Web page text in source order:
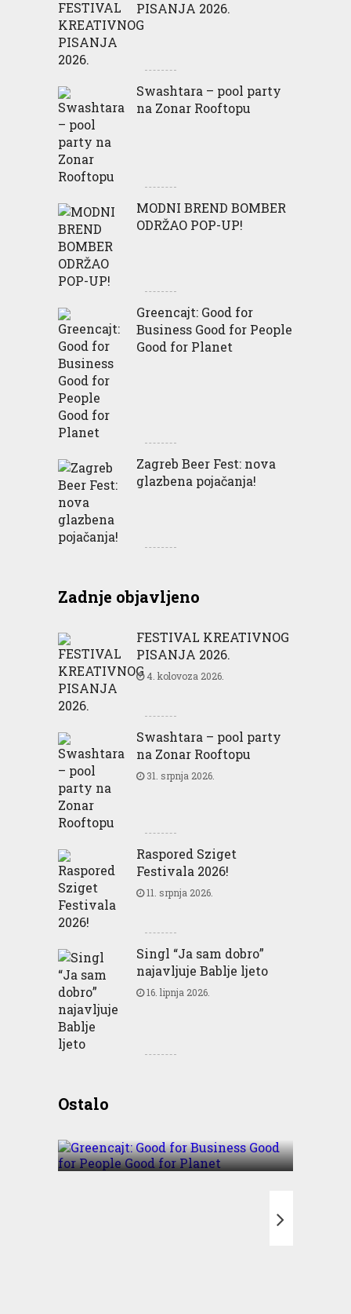
PISANJA 2026.
Swashtara – pool party
na Zonar Rooftopu
MODNI BREND BOMBER
ODRŽAO POP-UP!
Greencajt: Good for
Business Good for People
Good for Planet
Zagreb Beer Fest: nova
glazbena pojačanja!
Zadnje objavljeno
FESTIVAL KREATIVNOG
PISANJA 2026.
4. kolovoza 2026.
Swashtara – pool party
na Zonar Rooftopu
31. srpnja 2026.
Raspored Sziget
Festivala 2026!
11. srpnja 2026.
Singl “Ja sam dobro”
najavljuje Bablje ljeto
16. lipnja 2026.
OstaloBusiness Good for People